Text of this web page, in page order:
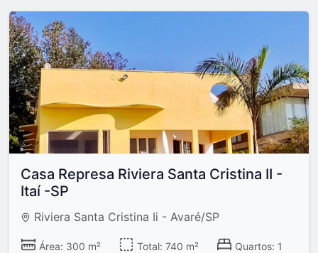
Casa Represa Riviera Santa Cristina II -
Itaí -SP
Riviera Santa Cristina Ii - Avaré/SP
Área: 300 m² Total: 740 m²
Quartos: 1